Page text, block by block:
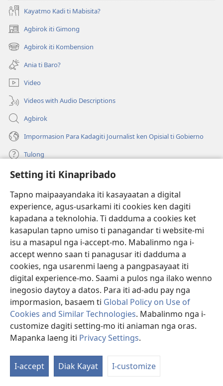
Setting iti Kinapribado
Tapno maipaayandaka iti kasayaatan a digital
experience, agus-usarkami iti cookies ken dagiti
kapadana a teknolohia. Ti dadduma a cookies ket
kasapulan tapno umiso ti panagandar ti website-mi
isu a masapul nga i-accept-mo. Mabalinmo nga i-
accept wenno saan ti panagusar iti dadduma a
cookies, nga usarenmi laeng a pangpasayaat iti
digital experience-mo. Saami a pulos nga ilako wenno
inegosio daytoy a datos. Para iti ad-adu pay nga
impormasion, basaem ti Global Policy on Use of
Cookies and Similar Technologies. Mabalinmo nga i-
customize dagiti setting-mo iti aniaman nga oras.
Mapanka laeng iti Privacy Settings.
I-accept Diak Kayat I-customize
Kayatmo Kadi ti Mabisita?
Agbirok iti Gimong
(manglukat
iti
baro
window)
Agbirok iti Kombension
(manglukat
iti
baro
a
window)
Ania ti Baro?
Video
Videos with Audio Descriptions
Agbirok
Impormasion Para Kadagiti Journalist ken Opisial ti Gobierno
Tulong
Donasion
(manglukat
iti
baro
a
window)
Watchtower ONLINE A LIBRARIA
(manglukat
iti
baro
a
JW Hub ®
(manglukat
iti
baro
window)
JW Library
Watchtower Library
Copyright© 2026 Watch Tower Bible and Tract Society of Pennsylvania.
PAGANNUROTAN ITI PANAGUSAR|PAGANNUROTAN ITI
KINAPRIBADO
SETTING ITI KINAPRIBADO